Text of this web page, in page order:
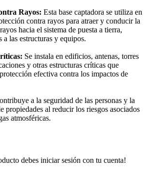
Rayos: Esta base captadora se utiliza en
contra rayos para atraer y conducir la
hacia el sistema de puesta a tierra,
a las estructuras y equipos.
Se instala en edificios, antenas, torres
y otras estructuras críticas que
efectiva contra los impactos de
a la seguridad de las personas y la
propiedades al reducir los riesgos asociados
atmosféricas.
debes iniciar sesión con tu cuenta!